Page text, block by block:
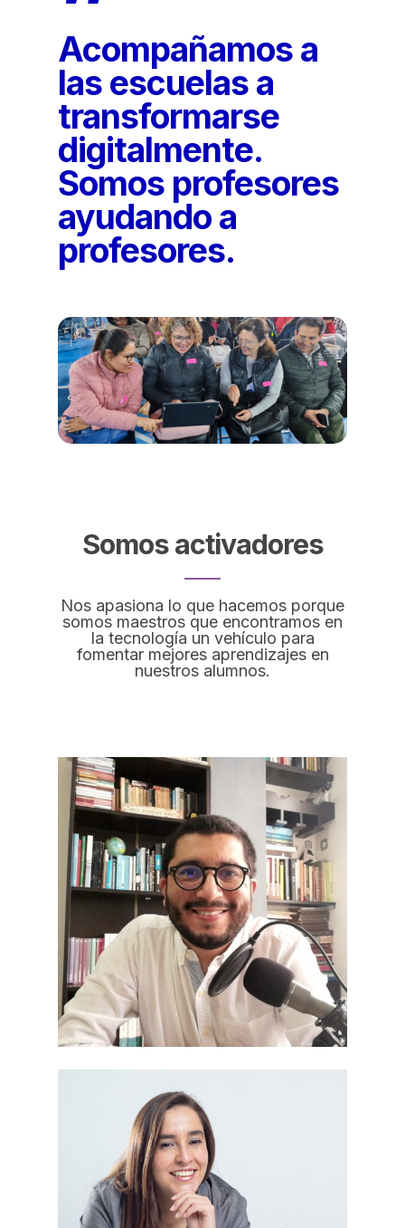
Acompañamos a
las escuelas a
transformarse
digitalmente.
Somos profesores
ayudando a
profesores.
Somos activadores
Nos apasiona lo que hacemos porque
somos maestros que encontramos en
la tecnología un vehículo para
fomentar mejores aprendizajes en
nuestros alumnos.